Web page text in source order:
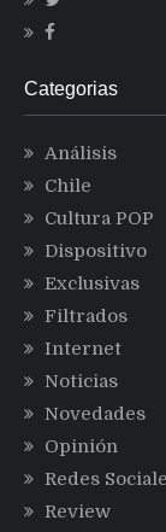
Categorias
Análisis
Chile
Cultura POP
Dispositivo
Exclusivas
Filtrados
Internet
Noticias
Novedades
Opinión
Redes
Review